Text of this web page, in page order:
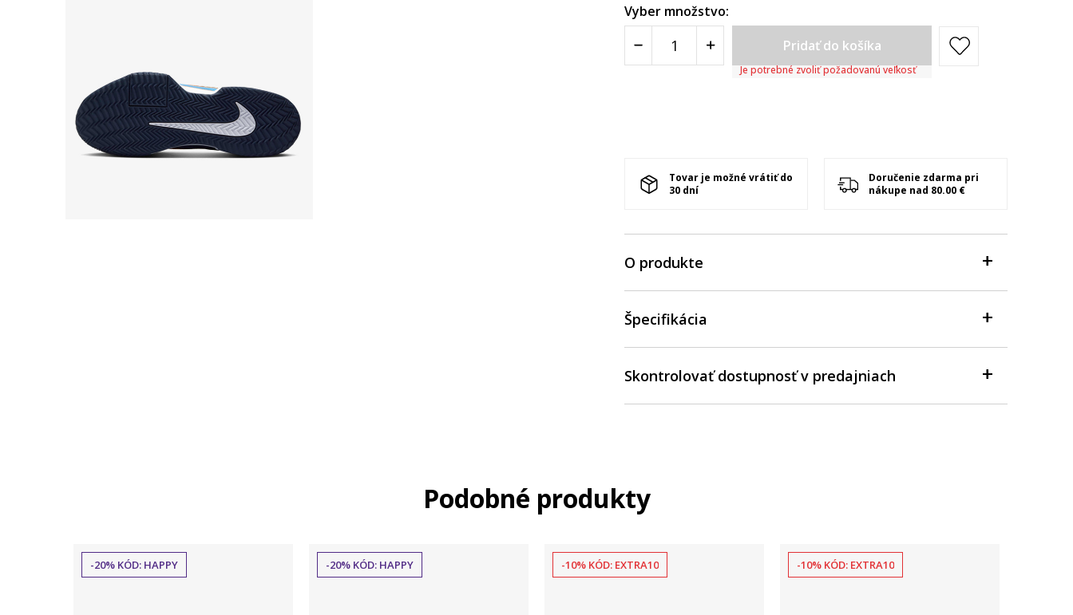
Vyber množstvo:
Pridať do košíka
Je potrebné zvoliť požadovanú veľkosť
Tovar je možné vrátiť do
30 dní
Doručenie zdarma pri
nákupe nad 80.00 €
O produkte
Špecifikácia
Skontrolovať dostupnosť v predajniach
Podobné produkty
-20% KÓD: HAPPY -20% KÓD: HAPPY -10% KÓD: EXTRA10 -10% KÓD: EXTRA10